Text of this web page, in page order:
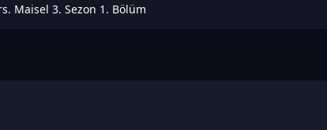
Maisel 3. Sezon 1. Bölüm